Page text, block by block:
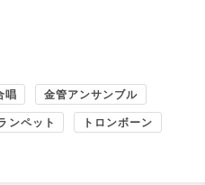
唱 金管アンサンブル
ンペット トロンボーン